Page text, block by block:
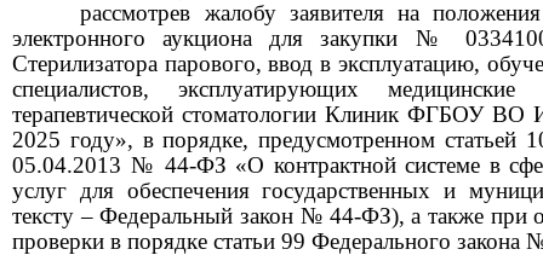
рассмотрев жалобу заявителя на
электронного аукциона для закупки №
Стерилизатора парового, ввод в эксплуатацию,
специалистов, эксплуатирующих
терапевтической стоматологии Клиник ФГБОУ
2025 году», в порядке,предусмотренном статьей
05.04.2013 № 44-ФЗ «О контрактной системе в
услуг для обеспечения государственных и
тексту – Федеральный закон № 44-ФЗ),а также при
проверки в порядке статьи 99 Федерального